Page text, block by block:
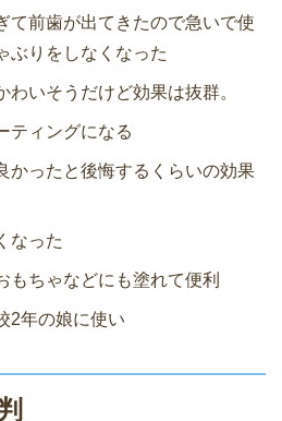
て前歯が出てきたので急いで使
ぶりをしなくなった
わいそうだけど効果は抜群。
ティングになる
かったと後悔するくらいの効果
なった
もちゃなどにも塗れて便利
2年の娘に使い